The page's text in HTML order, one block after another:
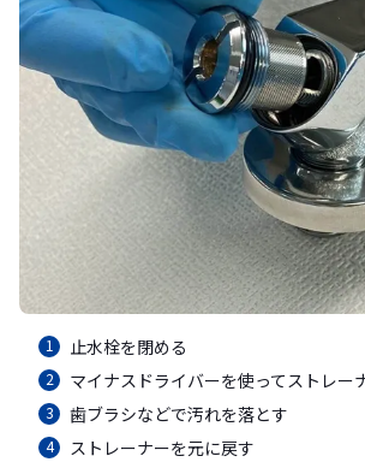
止水栓を閉める
マイナスドライバーを使ってストレー
歯ブラシなどで汚れを落とす
ストレーナーを元に戻す